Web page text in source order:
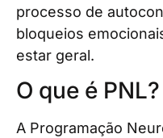
processo de
bloqueios
estar geral.
O que é PNL?
A Programação